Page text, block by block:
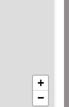
+
−